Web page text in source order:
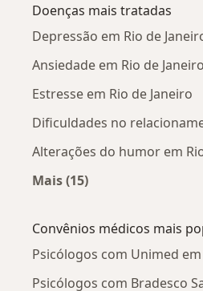
Doenças mais tratadas
Depressão em Rio de
Ansiedade em Rio de Janeiro
Estresse em Rio de Janeiro
Dificuldades no
Alterações do humor em
Mais (15)
Convênios médicos mais
Psicólogos com Unimed em
Psicólogos com Bradesco